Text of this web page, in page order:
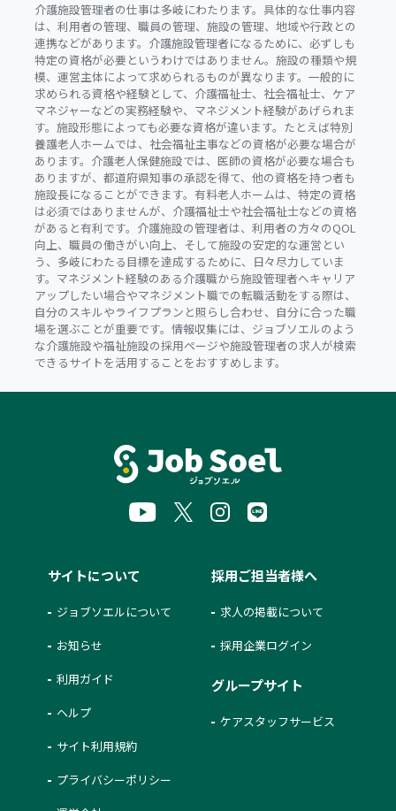
介護施設管理者の仕事は多岐にわたります。具体的な仕事内容
は、利用者の管理、職員の管理、施設の管理、地域や行政との
連携などがあります。介護施設管理者になるために、必ずしも
特定の資格が必要というわけではありません。施設の種類や規
模、運営主体によって求められるものが異なります。一般的に
求められる資格や経験として、介護福祉士、社会福祉士、ケア
マネジャーなどの実務経験や、マネジメント経験があげられま
す。施設形態によっても必要な資格が違います。たとえば特別
養護老人ホームでは、社会福祉主事などの資格が必要な場合が
あります。介護老人保健施設では、医師の資格が必要な場合も
ありますが、都道府県知事の承認を得て、他の資格を持つ者も
施設長になることができます。有料老人ホームは、特定の資格
は必須ではありませんが、介護福祉士や社会福祉士などの資格
があると有利です。介護施設の管理者は、利用者の方々のQOL
向上、職員の働きがい向上、そして施設の安定的な運営とい
う、多岐にわたる目標を達成するために、日々尽力していま
す。マネジメント経験のある介護職から施設管理者へキャリア
アップしたい場合やマネジメント職での転職活動をする際は、
自分のスキルやライフプランと照らし合わせ、自分に合った職
場を選ぶことが重要です。情報収集には、ジョブソエルのよう
な介護施設や福祉施設の採用ページや施設管理者の求人が検索
できるサイトを活用することをおすすめします。
サイトについて
ジョブソエルについて
お知らせ
利用ガイド
ヘルプ
サイト利用規約
プライバシーポリシー
採用ご担当者様へ
求人の掲載について
採用企業ログイン
グループサイト
ケアスタッフサービス